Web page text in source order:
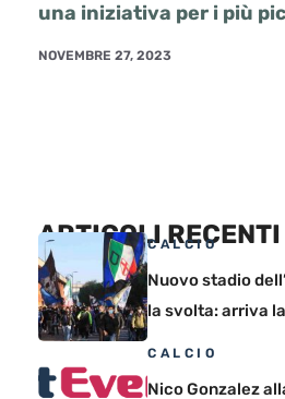
una iniziativa per i più
NOVEMBRE 27, 2023
ARTICOLI RECENTI
CALCIO
Nuovo stadio
la svolta: arriva
CALCIO
Nico Gonzalez